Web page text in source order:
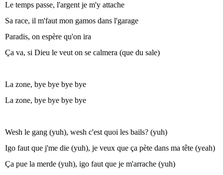
Le temps passe, l'argent je m'y attache
Sa race, il m'faut mon gamos dans l'garage
Paradis, on espère qu'on ira
Ça va, si Dieu le veut on se calmera (que du sale)
La zone, bye bye bye bye
La zone, bye bye bye bye
Wesh le gang (yuh), wesh c'est quoi les bails? (yuh)
Igo faut que j'me die (yuh), je veux que ça pète dans ma tête (yeah)
Ça pue la merde (yuh), igo faut que je m'arrache (yuh)